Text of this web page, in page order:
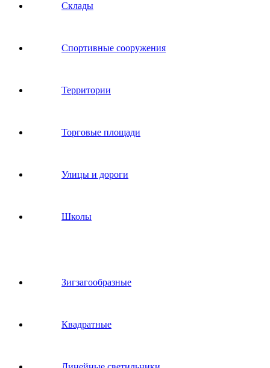
Склады
Спортивные сооружения
Территории
Торговые площади
Улицы и дороги
Школы
Зигзагообразные
Квадратные